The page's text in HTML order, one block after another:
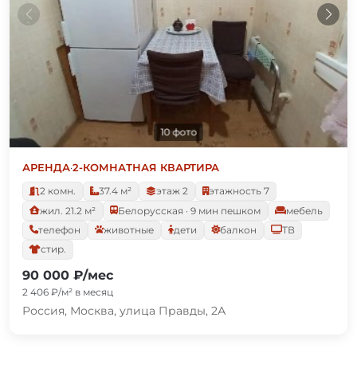
10 фото
АРЕНДА·2-КОМНАТНАЯ КВАРТИРА
2 комн.
37.4 м² этаж 2
этажность 7
жил. 21.2 м²
Белорусская · 9 мин пешком
мебель
телефон
животные дети балкон
ТВ
стир.
90 000 ₽/мес
2 406 ₽/м² в месяц
Россия, Москва, улица Правды, 2А